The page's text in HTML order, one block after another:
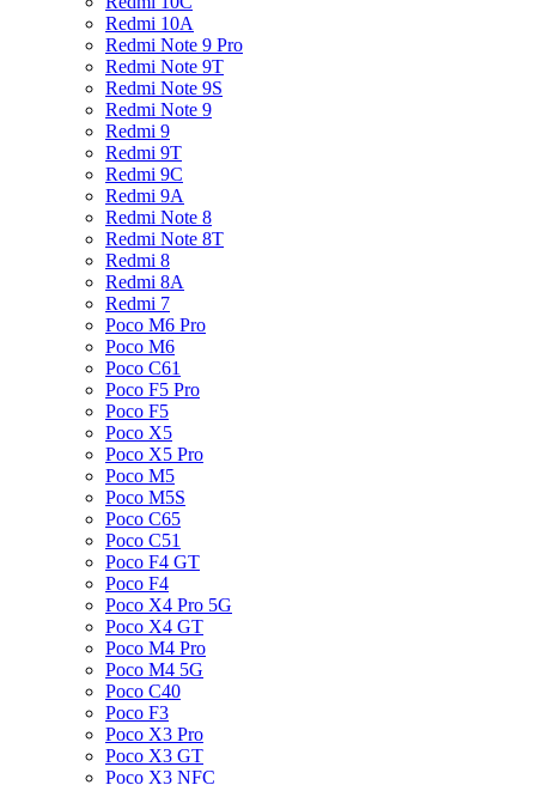
Redmi 10A
Redmi Note 9 Pro
Redmi Note 9T
Redmi Note 9S
Redmi Note 9
Redmi 9
Redmi 9T
Redmi 9C
Redmi 9A
Redmi Note 8
Redmi Note 8T
Redmi 8
Redmi 8A
Redmi 7
Poco M6 Pro
Poco M6
Poco C61
Poco F5 Pro
Poco F5
Poco X5
Poco X5 Pro
Poco M5
Poco M5S
Poco C65
Poco C51
Poco F4 GT
Poco F4
Poco X4 Pro 5G
Poco X4 GT
Poco M4 Pro
Poco M4 5G
Poco C40
Poco F3
Poco X3 Pro
Poco X3 GT
Poco X3 NFC